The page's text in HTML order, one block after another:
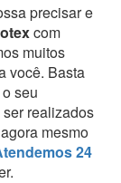
precisar e
com
muitos
você. Basta
seu
realizados
mesmo
24